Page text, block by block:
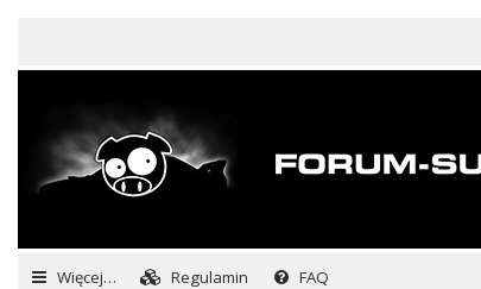
Więcej… Regulamin FAQ